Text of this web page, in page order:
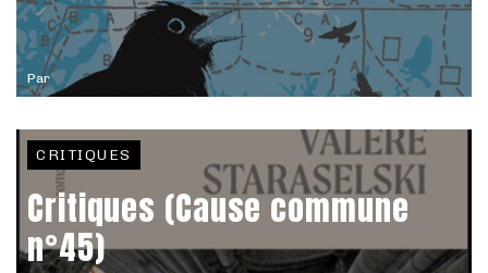
Par
CRITIQUES
Critiques (Cause commune
n°45)